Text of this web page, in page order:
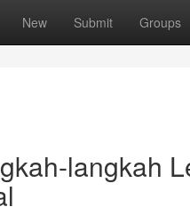
New Submit Groups
langkah